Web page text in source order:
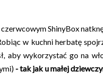
ShinyBox
w kuchni herbatę
aby wykorzystać go na
- tak jak u małej